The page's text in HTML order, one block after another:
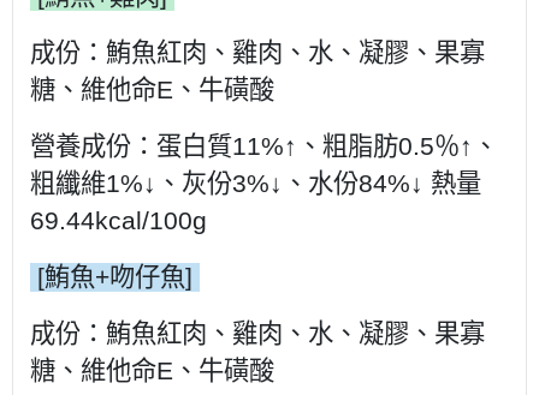
成份： 鮪魚紅肉、雞肉、水、凝膠、果寡
糖、維他命E、牛磺酸
營養成份： 蛋白質11%↑、粗脂肪0.5％↑、
粗纖維1%↓、灰份3%↓、水份84%↓ 熱量
69.44kcal/100g
[鮪魚+吻仔魚]
成份： 鮪魚紅肉、雞肉、水、凝膠、果寡
糖、維他命E、牛磺酸